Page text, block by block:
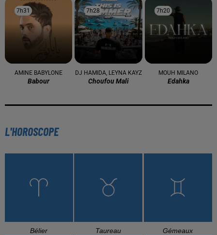
7h31
7h31
AMINE BABYLONE
Babour
7h28
7h28
DJ HAMIDA, LEYNA KAYZ
Choufou Mali
7h20
7h20
MOUH MILANO
Edahka
L'HOROSCOPE
Bélier Taureau Gémeaux